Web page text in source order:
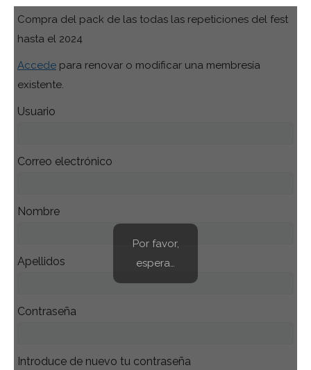
Compra del pack de las todas las repeticiones del fest
hasta el 2024
Accede para renovar o modificar una membresía
existente.
Usuario
Correo electrónico
Nombre
Apellidos
Contraseña
Introduce de nuevo tu contraseña
Por favor,
espera…